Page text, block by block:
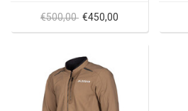
€500,00 €450,00